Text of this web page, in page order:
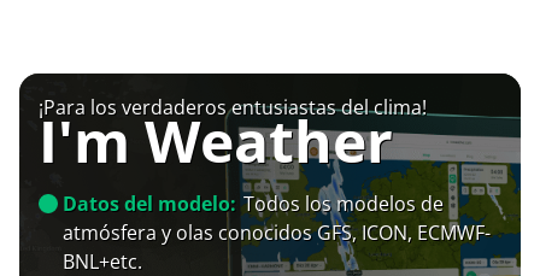
¡Para los verdaderos entusiastas del clima!
I'm Weather
Datos del modelo: Todos los modelos de
atmósfera y olas conocidos GFS, ICON, ECMWF-
BNL+etc.